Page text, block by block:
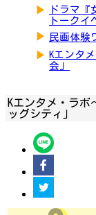
▶
ドラマ
トークイ
▶ 民画体験
▶ Kエンタ
会」
Kエンタメ・ラボ
ッグシティ」